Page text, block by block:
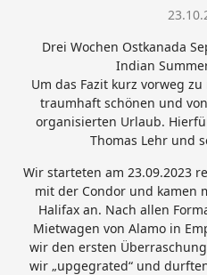
Drei Wochen Ostkanada
Indian
Um das Fazit kurz vorweg
traumhaft schönen und
organisierten Urlaub.
Thomas Lehr und
Wir starteten am 23.09.2023
mit der Condor und kamen
Halifax an. Nach allen
Mietwagen von Alamo in
wir den ersten
wir „upgegrated“ und